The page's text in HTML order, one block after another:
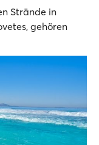
Strände in
gehören